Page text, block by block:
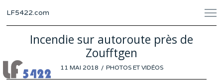
LF5422.com
Incendie sur autoroute près de
Zoufftgen
POSTED
11 MAI 2018 PHOTOS ET VIDÉOS